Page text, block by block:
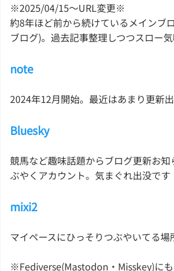
※2025/04/15〜URL変更※
約8年ほど前から続けているメインブ
ブログ)。過去記事整理しつつスロー
note
2024年12月開始。最近はあまり更新
Bluesky
競馬など趣味話題からブログ更新お
ぶやくアカウント。気まぐれ出没です
mixi2
マイペースにひっそりつぶやいてる場
※Fediverse(Mastodon・Misskey)に